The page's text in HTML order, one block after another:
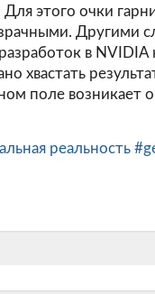
этого очки
Другими
в NVIDIA
хвастать
поле возникает
реальность